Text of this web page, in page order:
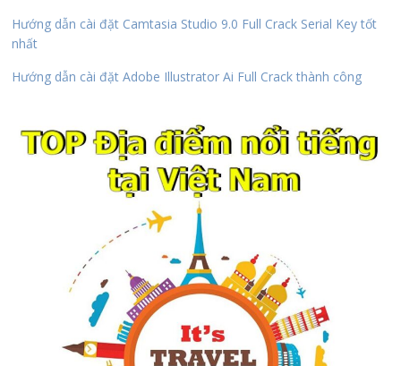
Hướng dẫn cài đặt Camtasia Studio 9.0 Full Crack Serial Key tốt
nhất
Hướng dẫn cài đặt Adobe Illustrator Ai Full Crack thành công